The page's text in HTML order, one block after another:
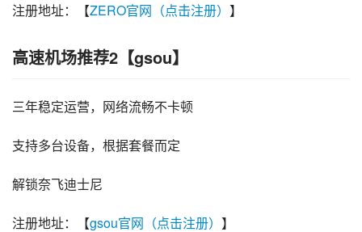
注册地址：【ZERO官网（点击注册） 】
高速机场推荐2【gsou】
三年稳定运营，网络流畅不卡顿
支持多台设备，根据套餐而定
解锁奈飞迪士尼
注册地址：【gsou官网（点击注册） 】